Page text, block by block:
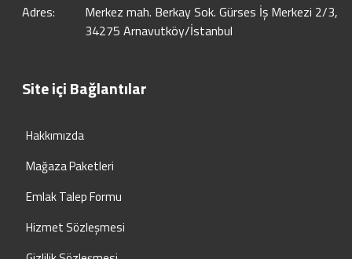
Adres:
Merkez mah. Berkay Sok. Gürses İş Merkezi 2/3,
34275 Arnavutköy/İstanbul
Site içi Bağlantılar
Hakkımızda
Mağaza Paketleri
Emlak Talep Formu
Hizmet Sözleşmesi